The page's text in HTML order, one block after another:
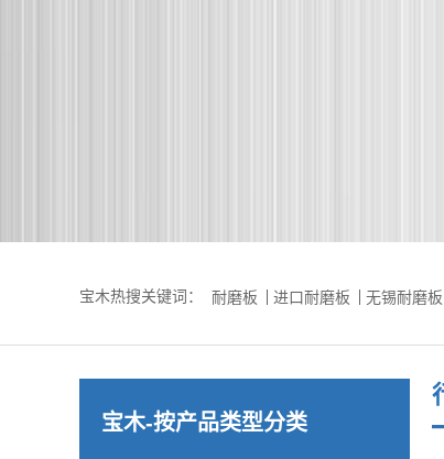
宝木热搜关键词： 耐磨板 进口耐磨板 无锡耐磨板
宝木-按产品类型分类